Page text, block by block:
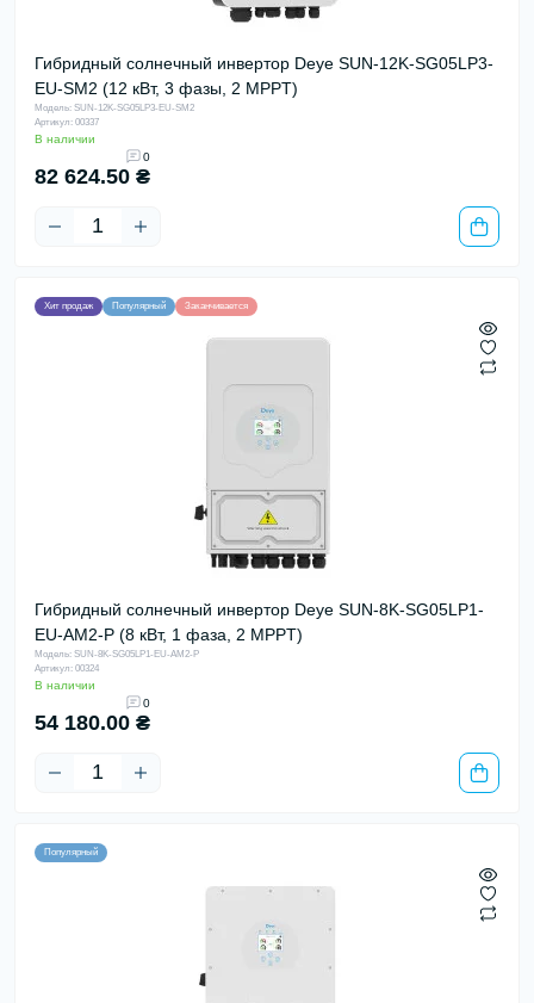
Гибридный солнечный инвертор Deye SUN-12K-SG05LP3-
EU-SM2 (12 кВт, 3 фазы, 2 MPPT)
Модель: SUN-12K-SG05LP3-EU-SM2
Артикул: 00337
В наличии
0
82 624.50 ₴
Хит продаж Популярный Заканчивается
Гибридный солнечный инвертор Deye SUN-8K-SG05LP1-
EU-AM2-P (8 кВт, 1 фаза, 2 MPPT)
Модель: SUN-8K-SG05LP1-EU-AM2-P
Артикул: 00324
В наличии
0
54 180.00 ₴
Популярный